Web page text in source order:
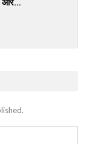
और…